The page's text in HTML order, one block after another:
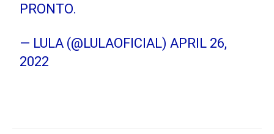
PRONTO.
— LULA (@LULAOFICIAL)APRIL 26,
2022